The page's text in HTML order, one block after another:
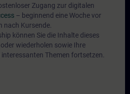
Zugang zur digitalen
– beginnend eine Woche vor
nach Kursende.
können Sie die Inhalte dieses
wiederholen sowie Ihre
Themen fortsetzen.